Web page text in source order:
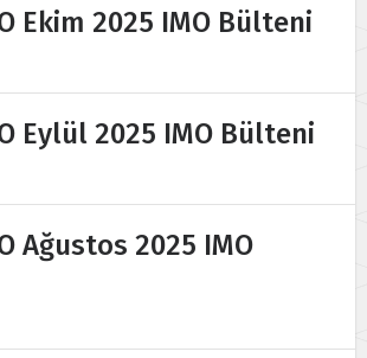
Ekim 2025 IMO Bülteni
Eylül 2025 IMO Bülteni
Ağustos 2025 IMO